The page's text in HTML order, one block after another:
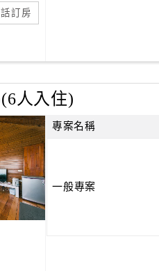
訂房
人入住)
專案名稱
一般專案